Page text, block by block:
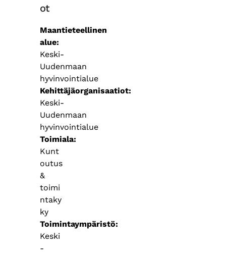
ot
Maantieteellinen
alue
Keski-
Uudenmaan
hyvinvointialue
Kehittäjäorganisaatiot
Keski-
Uudenmaan
hyvinvointialue
Toimiala
Kunt
outus
&
toimi
ntaky
ky
Toimintaympäristö
Keski
-